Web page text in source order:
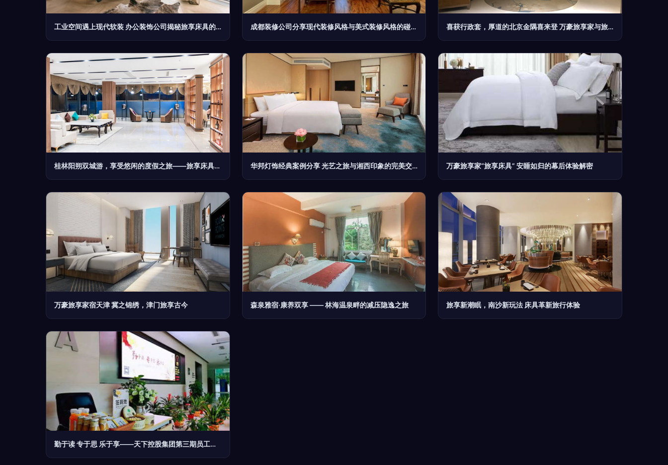
工业空间遇上现代软装 办公装饰公司揭秘旅享床具的完美融合之道 成都装修公司分享现代装修风格与美式装修风格的碰撞 家和装饰 喜获行政套，厚道的北京金隅喜来登 万豪旅享家与旅享床具的极致体验
桂林阳朔双城游，享受悠闲的度假之旅——旅享床具带来的舒适体验 华邦灯饰经典案例分享 光艺之旅与湘西印象的完美交融 万豪旅享家“旅享床具” 安睡如归的幕后体验解密
万豪旅享家宿天津 冀之锦绣，津门旅享古今 森泉雅宿·康养双享 —— 林海温泉畔的减压隐逸之旅 旅享新潮眠，南沙新玩法 床具革新旅行体验
勤于读 专于思 乐于享——天下控股集团第三期员工读书分享会圆满举行